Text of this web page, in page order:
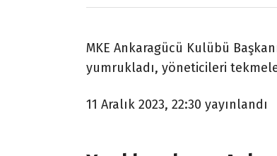
MKE Ankaragücü Kulübü
yumrukladı, yöneticileri
11 Aralık 2023, 22:30 yayınlandı